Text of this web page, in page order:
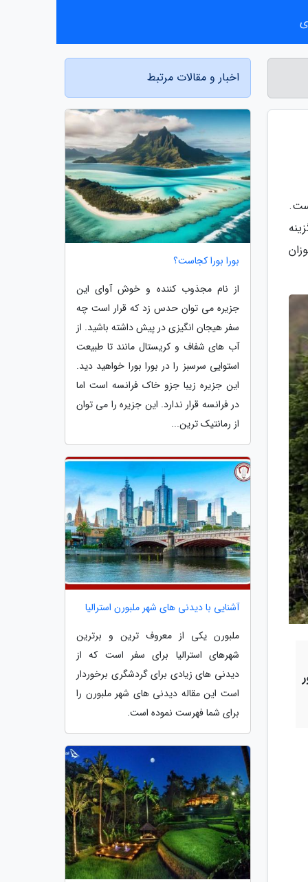
اخبار و مقالات مرتبط
بورا بورا کجاست؟
از نام مجذوب کننده و خوش آوای این
جزیره می توان حدس زد که قرار است چه
سفر هیجان انگیزی در پیش داشته باشید. از
آب های شفاف و کریستال مانند تا طبیعت
استوایی سرسبز را در بورا بورا خواهید دید.
این جزیره زیبا جزو خاک فرانسه است اما
در فرانسه قرار ندارد. این جزیره را می توان
از رمانتیک ترین...
آشنایی با دیدنی های شهر ملبورن استرالیا
ملبورن یکی از معروف ترین و برترین
شهرهای استرالیا برای سفر است که از
دیدنی های زیادی برای گردشگری برخوردار
است این مقاله دیدنی های شهر ملبورن را
برای شما فهرست نموده است.